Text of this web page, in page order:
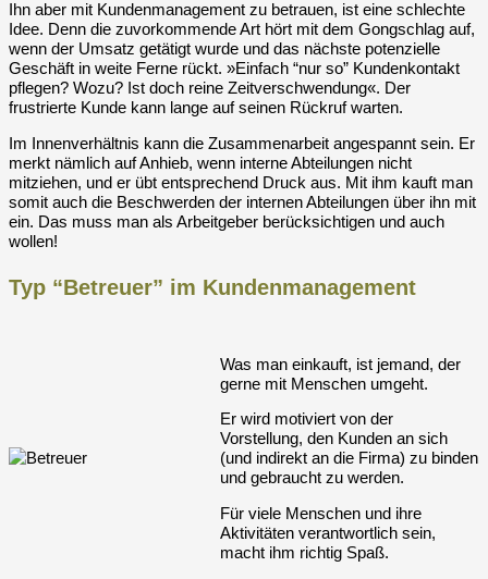
Ihn aber mit Kundenmanagement zu betrauen, ist eine schlechte
Idee. Denn die zuvorkommende Art hört mit dem Gongschlag auf,
wenn der Umsatz getätigt wurde und das nächste potenzielle
Geschäft in weite Ferne rückt. »Einfach “nur so” Kundenkontakt
pflegen? Wozu? Ist doch reine Zeitverschwendung«. Der
frustrierte Kunde kann lange auf seinen Rückruf warten.
Im Innenverhältnis kann die Zusammenarbeit angespannt sein. Er
merkt nämlich auf Anhieb, wenn interne Abteilungen nicht
mitziehen, und er übt entsprechend Druck aus. Mit ihm kauft man
somit auch die Beschwerden der internen Abteilungen über ihn mit
ein. Das muss man als Arbeitgeber berücksichtigen und auch
wollen!
Typ “Betreuer” im Kundenmanagement
Was man einkauft, ist jemand, der
gerne mit Menschen umgeht.
Er wird motiviert von der
Vorstellung, den Kunden an sich
(und indirekt an die Firma) zu binden
und gebraucht zu werden.
Für viele Menschen und ihre
Aktivitäten verantwortlich sein,
macht ihm richtig Spaß.